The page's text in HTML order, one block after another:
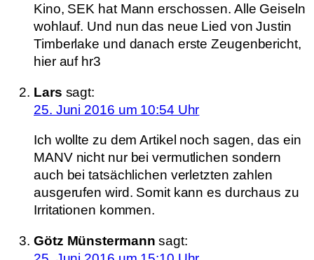
Kino, SEK hat Mann erschossen. Alle Geiseln
wohlauf. Und nun das neue Lied von Justin
Timberlake und danach erste Zeugenbericht,
hier auf hr3
Lars sagt:
25. Juni 2016 um 10:54 Uhr
Ich wollte zu dem Artikel noch sagen, das ein
MANV nicht nur bei vermutlichen sondern
auch bei tatsächlichen verletzten zahlen
ausgerufen wird. Somit kann es durchaus zu
Irritationen kommen.
Götz Münstermann sagt: